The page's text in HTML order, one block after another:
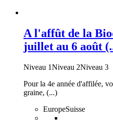
A l'affût de la
juillet au 6 août
Niveau 1Niveau 2Niveau 3
Pour la 4e année d'affilée,
graine, (...)
EuropeSuisse